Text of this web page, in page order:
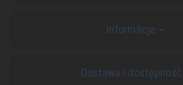
Informacje
Dostawa i dostępność